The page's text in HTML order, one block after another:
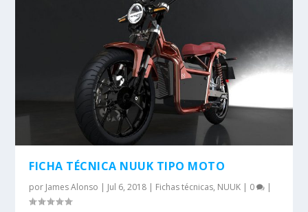
FICHA TÉCNICA NUUK TIPO MOTO
por James Alonso | Jul 6, 2018 | Fichas técnicas, NUUK | 0 |